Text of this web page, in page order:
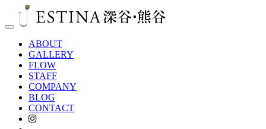
Toggle
navigationABOUT
GALLERY
FLOW
STAFF
COMPANY
BLOG
CONTACT